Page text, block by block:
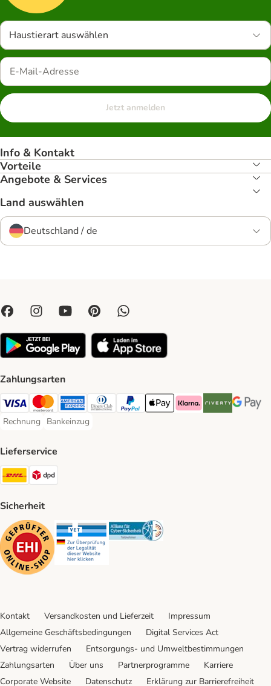
Haustierart auswählen
Jetzt anmelden
Info & Kontakt
Vorteile
Angebote & Services
Land auswählen
Deutschland / de
Zahlungsarten
Visa Payment Method
Mastercard Payment Method
American Express Payment Method
Diners Club Payment Method
PayPal Payment Method
Apple Pay Payment Method
Klarna Payment Method
Riverty Payment
Google
Rechnung
Rechnung Payment Method
Bankeinzug
Bankeinzug Payment Method
Lieferservice
DHL Shipping Method
Sicherheit
Security Security Security
Kontakt Versandkosten und Lieferzeit
Impressum
Allgemeine Geschäftsbedingungen
Digital Services Act
Vertrag widerrufen
Entsorgungs- und Umweltbestimmungen
Zahlungsarten
Über uns Partnerprogramme
Karriere
Corporate Website
Datenschutz Erklärung zur Barrierefreiheit